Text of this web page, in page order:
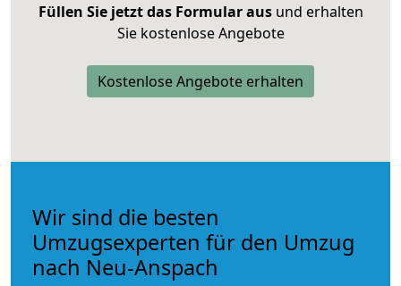
Füllen Sie jetzt das Formular ausund erhalten
Sie kostenlose Angebote
Kostenlose Angebote erhalten
Wir sind die besten
Umzugsexperten für den Umzug
nach Neu-Anspach